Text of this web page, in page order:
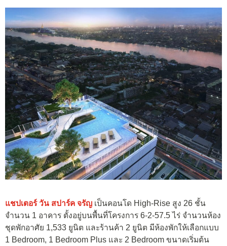
แชปเตอร์ วัน สปาร์ค จรัญ เป็นคอนโด High-Rise สูง 26 ชั้น
จำนวน 1 อาคาร ตั้งอยู่บนพื้นที่โครงการ 6-2-57.5 ไร่ จำนวนห้อง
ชุดพักอาศัย 1,533 ยูนิต และร้านค้า 2 ยูนิต มีห้องพักให้เลือกแบบ
1 Bedroom, 1 Bedroom Plus และ 2 Bedroom ขนาดเริ่มต้น